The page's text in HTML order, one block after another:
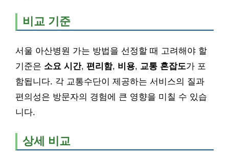
비교 기준
서울 아산병원 가는 방법을 선정할 때 고려해야 할
기준은 소요 시간, 편리함, 비용, 교통 혼잡도가 포
함됩니다. 각 교통수단이 제공하는 서비스의 질과
편의성은 방문자의 경험에 큰 영향을 미칠 수 있습
니다.
상세 비교